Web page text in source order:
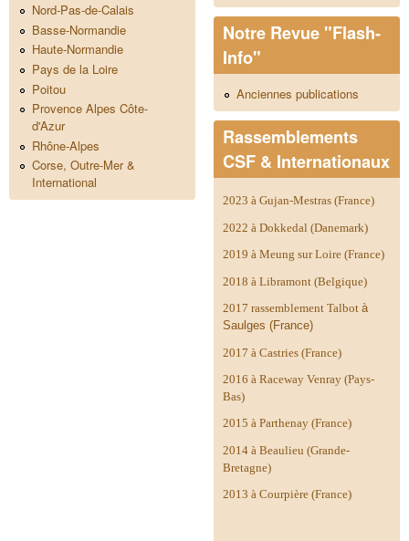
Nord-Pas-de-Calais
Basse-Normandie
Haute-Normandie
Pays de la Loire
Poitou
Provence Alpes Côte-
d'Azur
Rhône-Alpes
Corse, Outre-Mer &
International
Notre Revue "Flash-
Info"
Anciennes publications
Rassemblements
CSF & Internationaux
2023 à Gujan-Mestras (France)
2022 à Dokkedal (Danemark)
2019 à Meung sur Loire (France)
2018 à Libramont (Belgique)
2017 rassemblement Talbot à
Saulges (France)
2017 à Castries (France)
2016 à Raceway Venray (Pays-
Bas)
2015 à Parthenay (France)
2014 à Beaulieu (Grande-
Bretagne)
2013 à Courpière (France)